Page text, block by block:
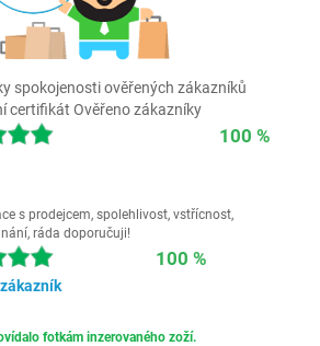
spokojenosti ověřených zákazníků
certifikát Ověřeno zákazníky
100 %
s prodejcem, spolehlivost, vstřícnost,
ráda doporučuji!
100 %
fotkám inzerovaného zoží.